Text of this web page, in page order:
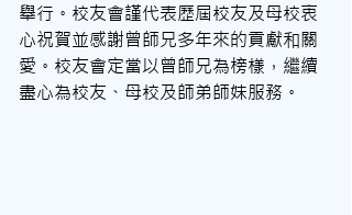
舉行。校友會謹代表歷屆校友及母校衷
心祝賀並感謝曾師兄多年來的貢獻和關
愛。校友會定當以曾師兄為榜樣，繼續
盡心為校友、母校及師弟師妹服務。